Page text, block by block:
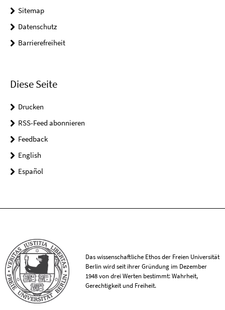
Sitemap
Datenschutz
Barrierefreiheit
Diese Seite
Drucken
RSS-Feed abonnieren
Feedback
English
Español
Das wissenschaftliche Ethos der Freien Universität
Berlin wird seit ihrer Gründung im Dezember
1948 von drei Werten bestimmt: Wahrheit,
Gerechtigkeit und Freiheit.